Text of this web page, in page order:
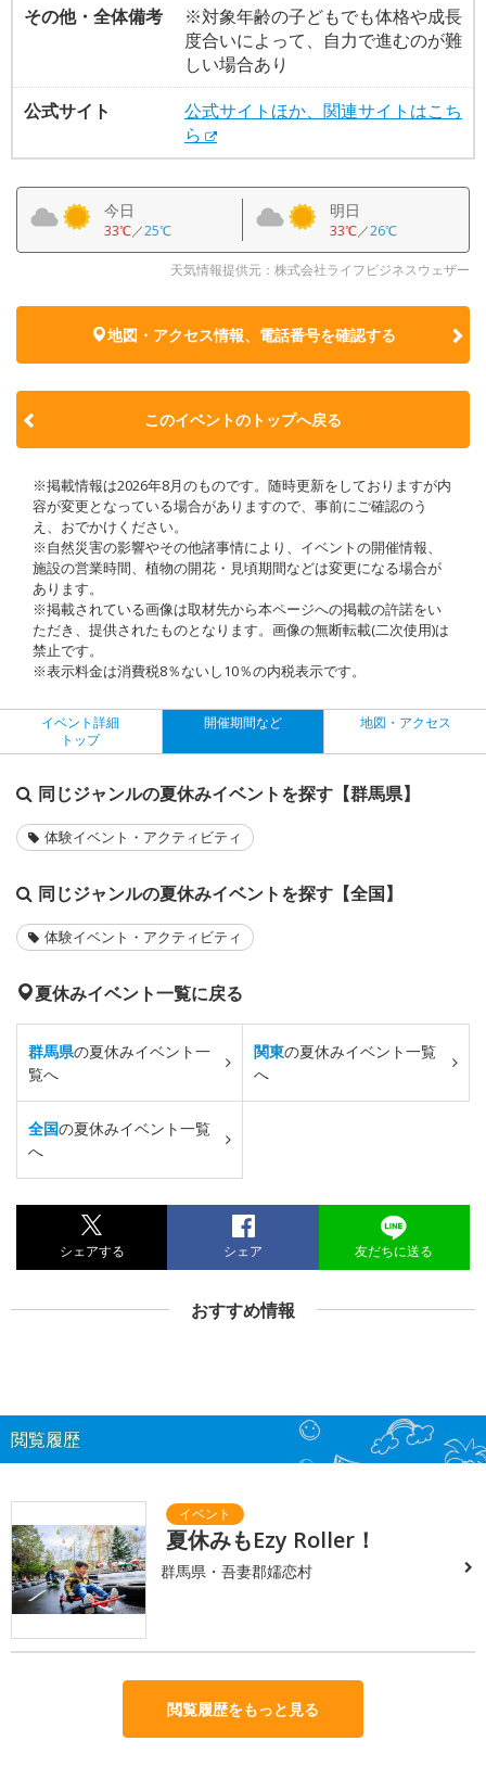
その他・全体備考
※対象年齢の子どもでも体格や成長
度合いによって、自力で進むのが難
しい場合あり
公式サイト
公式サイトほか、関連サイトはこち
ら
今日
33℃／25℃
明日
33℃／26℃
天気情報提供元：株式会社ライフビジネスウェザー
地図・アクセス情報、電話番号を確認する
このイベントのトップへ戻る
※掲載情報は2026年8月のものです。随時更新をしておりますが内
容が変更となっている場合がありますので、事前にご確認のう
え、おでかけください。
※自然災害の影響やその他諸事情により、イベントの開催情報、
施設の営業時間、植物の開花・見頃期間などは変更になる場合が
あります。
※掲載されている画像は取材先から本ページへの掲載の許諾をい
ただき、提供されたものとなります。画像の無断転載(二次使用)は
禁止です。
※表示料金は消費税8％ないし10％の内税表示です。
イベント詳細
トップ
開催期間など 地図・アクセス
同じジャンルの夏休みイベントを探す【群馬県】
体験イベント・アクティビティ
同じジャンルの夏休みイベントを探す【全国】
体験イベント・アクティビティ
夏休みイベント一覧に戻る
群馬県の夏休みイベント一
覧へ
関東の夏休みイベント一覧
へ
全国の夏休みイベント一覧
へ
シェアする シェア 友だちに送る
おすすめ情報
閲覧履歴
夏休みもEzy Roller！
群馬県・吾妻郡嬬恋村
閲覧履歴をもっと見る